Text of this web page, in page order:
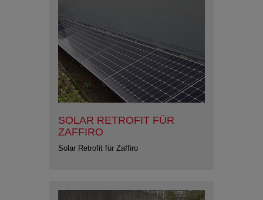
SOLAR RETROFIT FÜR
ZAFFIRO
Solar Retrofit für Zaffiro